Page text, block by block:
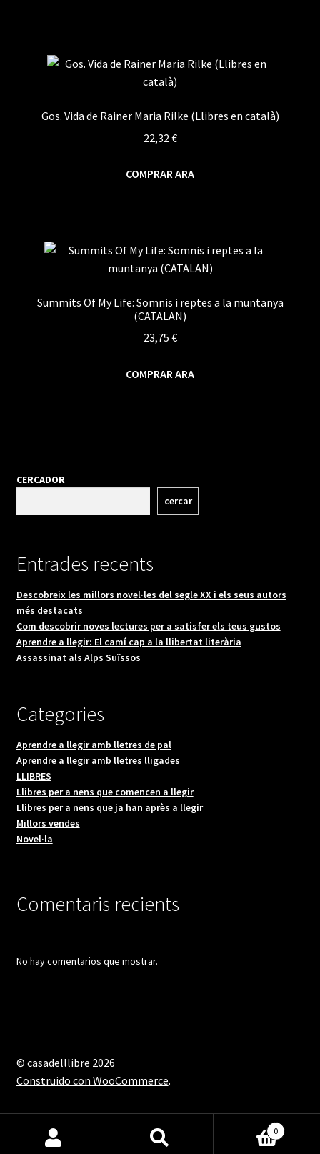
Gos. Vida de Rainer Maria Rilke (Llibres en català)
22,32€
COMPRAR ARA
Summits Of My Life: Somnis i reptes a la muntanya
(CATALAN)
23,75 €
COMPRAR ARA
CERCADOR
cercar
Entrades recents
Descobreix les millors novel·les del segle XX i els seus autors
més destacats
Com descobrir noves lectures per a satisfer els teus gustos
Aprendre a llegir: El camí cap a la llibertat literària
Assassinat als Alps Suïssos
Categories
Aprendre a llegir amb lletres de pal
Aprendre a llegir amb lletres lligades
LLIBRES
Llibres per a nens que comencen a llegir
Llibres per a nens que ja han après a llegir
Millors vendes
Novel·la
Comentaris recients
No hay comentarios que mostrar.
© casadelllibre 2026
Construido con WooCommerce.
0